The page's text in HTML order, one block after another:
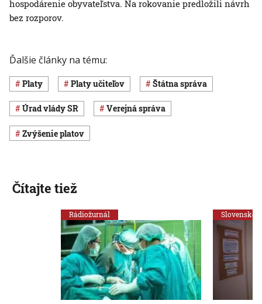
hospodárenie obyvateľstva. Na rokovanie predložili návrh
bez rozporov.
Ďalšie články na tému:
platy platy učiteľov štátna správa
Úrad vlády SR verejná správa
zvýšenie platov
Čítajte tiež
Rádiožurnál Slovensko